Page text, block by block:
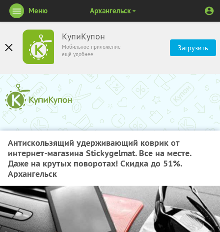
КупиКупон
Мобильное приложение
ещё удобнее
Загрузить
Меню Архангельск
Антискользящий удерживающий коврик от
интернет-магазина Stickygelmat. Все на месте.
Даже на крутых поворотах! Скидка до 51%.
Архангельск